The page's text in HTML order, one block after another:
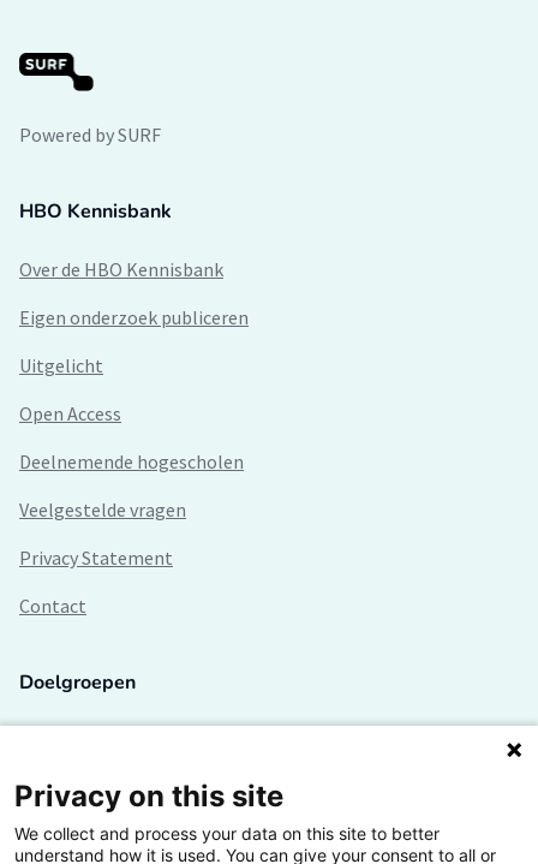
Powered by SURF
HBO Kennisbank
Over de HBO Kennisbank
Eigen onderzoek publiceren
Uitgelicht
Open Access
Deelnemende hogescholen
Veelgestelde vragen
Privacy Statement
Contact
Doelgroepen
Lectoren en onderzoekers
Bedrijven
Privacy on this site
We collect and process your data on this site to better
understand how it is used. You can give your consent to all or